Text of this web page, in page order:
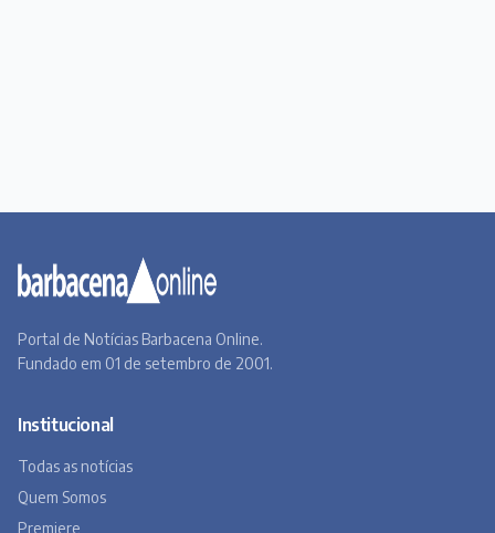
Portal de Notícias Barbacena Online.
Fundado em 01 de setembro de 2001.
Institucional
Todas as notícias
Quem Somos
Premiere